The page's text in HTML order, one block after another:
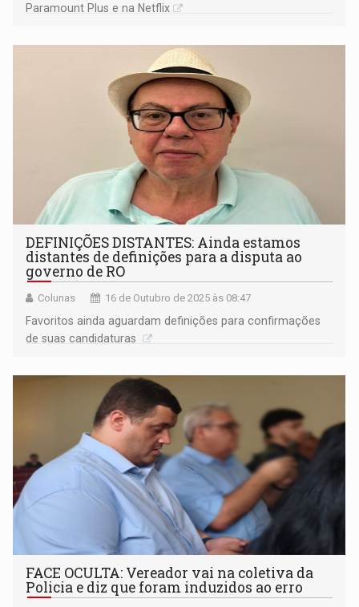
Paramount Plus e na Netflix
DEFINIÇÕES DISTANTES: Ainda estamos
distantes de definições para a disputa ao
governo de RO
Colunas 16 de Outubro de 2025 às 08:47
Favoritos ainda aguardam definições para confirmações
de suas candidaturas
FACE OCULTA: Vereador vai na coletiva da
Policia e diz que foram induzidos ao erro